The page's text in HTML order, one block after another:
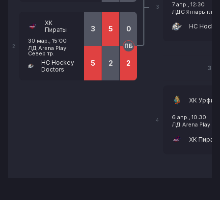
2
ХК
Пираты
30 мар., 15:00
ЛД Arena Play
Север тр.
HC Hockey
Doctors
3
5
5
2
0
2
ПБ
3
7 апр., 12:30
ЛДС Янтарь гл.
HC
3
4
ХК
6 апр., 10:30
ЛД Arena Play
ХК Пираты